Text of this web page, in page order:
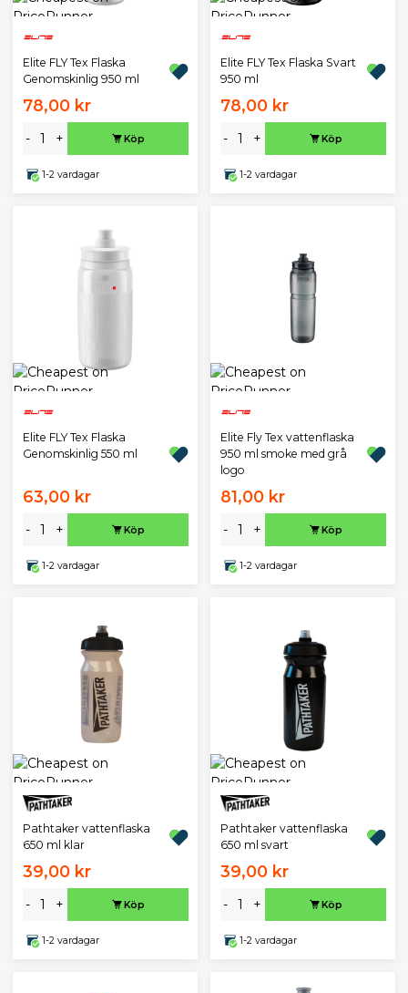
Elite FLY Tex Flaska
Genomskinlig 950 ml
78,00 kr
- + Köp
1-2 vardagar
Elite FLY Tex Flaska Svart
950 ml
78,00 kr
- + Köp
1-2 vardagar
Elite FLY Tex Flaska
Genomskinlig 550 ml
63,00 kr
- + Köp
1-2 vardagar
Elite Fly Tex vattenflaska
950 ml smoke med grå
logo
81,00 kr
- + Köp
1-2 vardagar
Pathtaker vattenflaska
650 ml klar
39,00 kr
- + Köp
1-2 vardagar
Pathtaker vattenflaska
650 ml svart
39,00 kr
- + Köp
1-2 vardagar